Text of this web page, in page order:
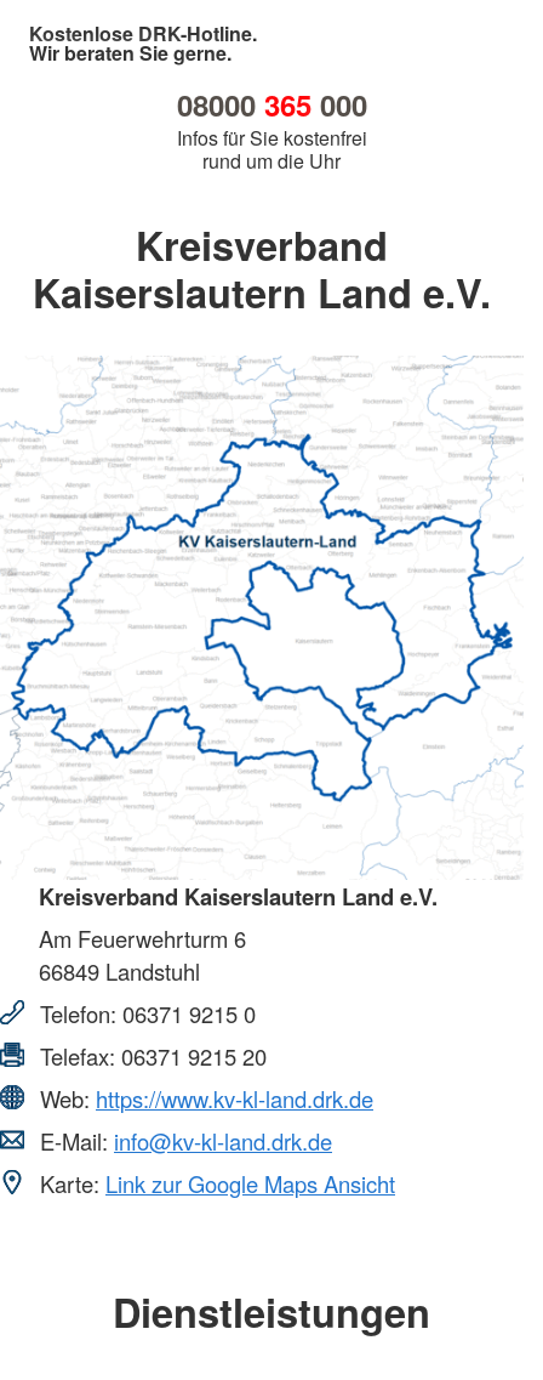
Kostenlose DRK-Hotline.
Wir beraten Sie gerne.
08000 365000
Infos für Sie kostenfrei
rund um die Uhr
Kreisverband
Kaiserslautern Land e.V.
Kreisverband Kaiserslautern Land e.V.
Am Feuerwehrturm 6
66849 Landstuhl
Telefon: 06371 9215 0
Telefax: 06371 9215 20
Web: https://www.kv-kl-land.drk.de
E-Mail: info@kv-kl-land.drk.de
Karte: Link zur Google Maps Ansicht
Dienstleistungen